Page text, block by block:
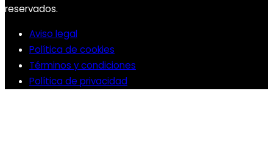
reservados.
Aviso legal
Política de cookies
Términos y condiciones
Política de privacidad